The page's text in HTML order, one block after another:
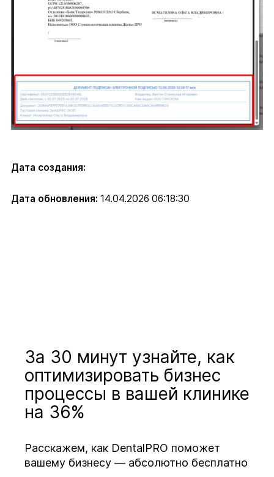
Дата создания:
Дата обновления: 14.04.2026 06:18:30
За 30 минут узнайте, как
оптимизировать бизнес
процессы в вашей клинике
на 36%
Расскажем, как DentalPRO поможет
вашему бизнесу — абсолютно бесплатно